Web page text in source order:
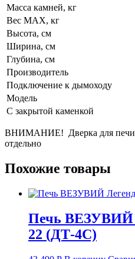
Масса камней, кг
Вес МАХ, кг
Высота, см
Ширина, см
Глубина, см
Производитель
Подключение к дымоходу
Модель
С закрытой каменкой
ВНИМАНИЕ! Дверка для печи
отдельно
Похожие товары
Печь ВЕЗУВИЙ
22 (ДТ-4С)